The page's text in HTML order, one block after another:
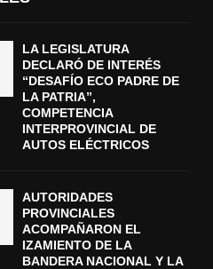
LA LEGISLATURA
DECLARÓ DE INTERÉS
“DESAFÍO ECO PADRE DE
LA PATRIA”,
COMPETENCIA
INTERPROVINCIAL DE
AUTOS ELÉCTRICOS
AUTORIDADES
PROVINCIALES
ACOMPAÑARON EL
IZAMIENTO DE LA
BANDERA NACIONAL Y LA